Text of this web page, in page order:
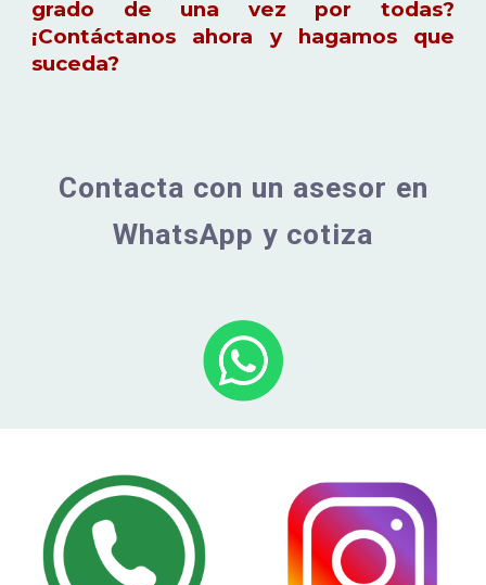
grado de una vez por todas?
¡Contáctanos ahora y hagamos que
suceda?
Contacta con un asesor en
WhatsApp y cotiza